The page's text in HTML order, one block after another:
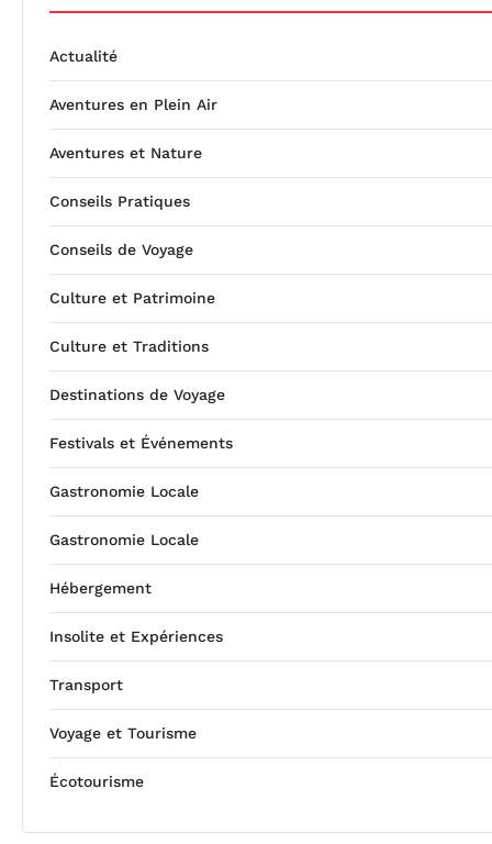
Actualité
Aventures en Plein Air
Aventures et Nature
Conseils Pratiques
Conseils de Voyage
Culture et Patrimoine
Culture et Traditions
Destinations de Voyage
Festivals et Événements
Gastronomie Locale
Gastronomie Locale
Hébergement
Insolite et Expériences
Transport
Voyage et Tourisme
Écotourisme